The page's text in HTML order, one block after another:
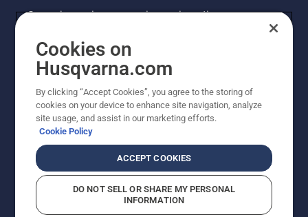
Saznajte prvi sve o novim proizvodima,
Prijavite se na naš bilten ovde.
Cookies on
Husqvarna.com
By clicking “Accept Cookies”, you agree to the storing of
cookies on your device to enhance site navigation, analyze
site usage, and assist in our marketing efforts.
Cookie Policy
ACCEPT COOKIES
DO NOT SELL OR SHARE MY PERSONAL
INFORMATION